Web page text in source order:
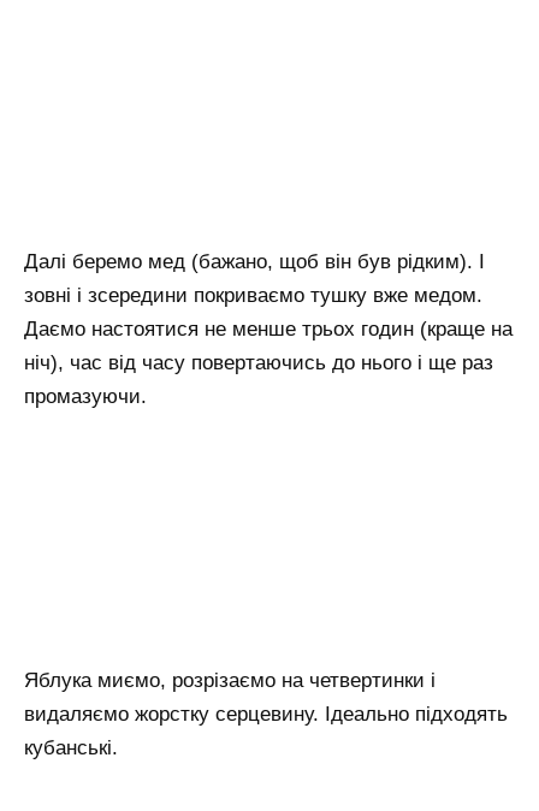
Далі беремо мед (бажано, щоб він був рідким). І
зовні і зсередини покриваємо тушку вже медом.
Даємо настоятися не менше трьох годин (краще на
ніч), час від часу повертаючись до нього і ще раз
промазуючи.
Яблука миємо, розрізаємо на четвертинки і
видаляємо жорстку серцевину. Ідеально підходять
кубанські.